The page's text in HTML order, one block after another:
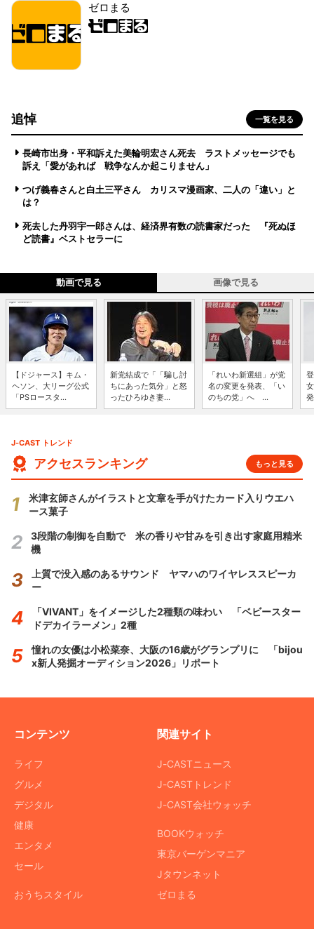
ゼロまる
追悼 一覧を見る
長崎市出身・平和訴えた美輪明宏さん死去 ラストメッセージでも
訴え「愛があれば 戦争なんか起こりません」
つげ義春さんと白土三平さん カリスマ漫画家、二人の「違い」と
は？
死去した丹羽宇一郎さんは、経済界有数の読書家だった 『死ぬほ
ど読書』ベストセラーに
動画で見る 画像で見る
【ドジャース】キム・
ヘソン、大リーグ公式
「PSロースタ...
新党結成で「「騙し討
ちにあった気分」と怒
ったひろゆき妻...
「れいわ新選組」が党
名の変更を発表、「い
のちの党」へ ...
J-CAST トレンド
アクセスランキング もっと見る
米津玄師さんがイラストと文章を手がけたカード入りウエハ
ース菓子
3段階の制御を自動で 米の香りや甘みを引き出す家庭用精米
機
上質で没入感のあるサウンド ヤマハのワイヤレススピーカ
ー
「VIVANT」をイメージした2種類の味わい 「ベビースター
ドデカイラーメン」2種
憧れの女優は小松菜奈、大阪の16歳がグランプリに 「bijou
x新人発掘オーディション2026」リポート
コンテンツ
ライフ
グルメ
デジタル
健康
エンタメ
セール
おうちスタイル
関連サイト
J-CASTニュース
J-CASTトレンド
J-CAST会社ウォッチ
BOOKウォッチ
東京バーゲンマニア
Jタウンネット
ゼロまる